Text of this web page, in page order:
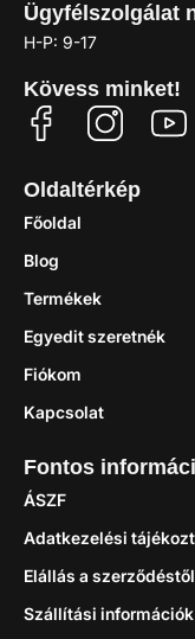
Ügyfélszolgálat
H-P: 9-17
Kövess minket!
Oldaltérkép
Főoldal
Blog
Termékek
Egyedit szeretnék
Fiókom
Kapcsolat
Fontos
ÁSZF
Adatkezelési
Elállás a szerződéstől
Szállítási információk